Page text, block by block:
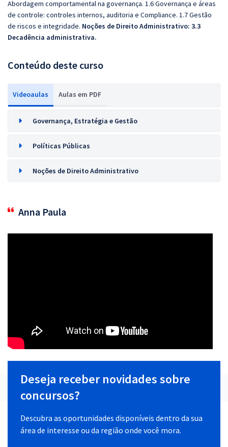
Abordagem comportamental na governança. 1.6 Governança e áreas
de controle: controles internos, auditoria e Compliance. 1.7 Gestão
de riscos e integridade. Noções de Direito Administrativo: 3.3
Decadência administrativa.
Conteúdo deste curso
Videoaulas Aulas em PDF
Governança, Estratégia e Gestão
Políticas Públicas
Noções de Direito Administrativo
Anna Paula
Deseja receber novidades sobre
concursos?
Descubra as oportunidades disponíveis dentro da sua
área de interesse ou da região onde você mora.